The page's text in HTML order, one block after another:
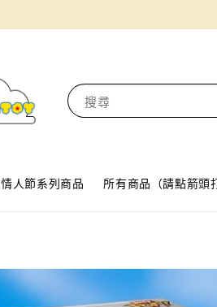
搜尋
情人節系列商品 所有商品（請點箭頭